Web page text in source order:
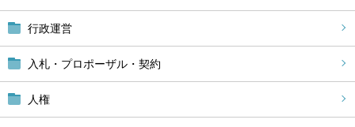
行政運営
入札・プロポーザル・契約
人権